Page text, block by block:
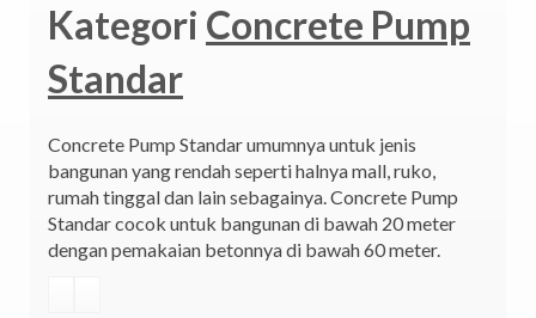
Kategori Concrete Pump
Standar
Concrete Pump Standar umumnya untuk jenis
bangunan yang rendah seperti halnya mall, ruko,
rumah tinggal dan lain sebagainya. Concrete Pump
Standar cocok untuk bangunan di bawah 20 meter
dengan pemakaian betonnya di bawah 60 meter.